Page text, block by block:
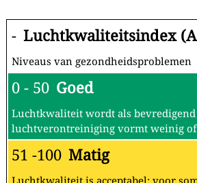
- Luchtkwaliteitsindex
Niveaus van gezondheidsproblemen
0 - 50 Goed
Luchtkwaliteit wordt als bevredigend
luchtverontreiniging vormt weinig of
51 -100 Matig
Luchtkwaliteit is acceptabel; voor